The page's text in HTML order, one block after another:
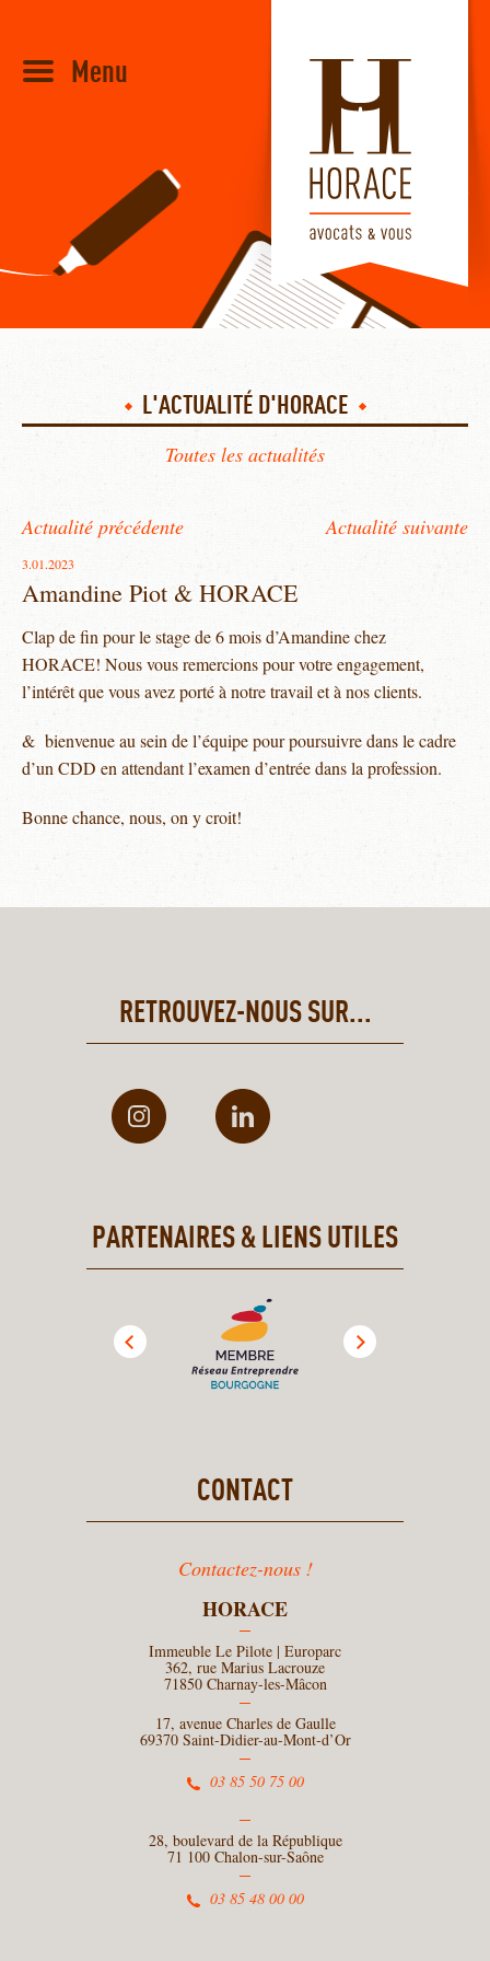
Menu
L'ACTUALITÉ D'HORACE
Toutes les actualités
Actualité précédente Actualité suivante
3.01.2023
Amandine Piot & HORACE
Clap de fin pour le stage de 6 mois d’Amandine chez
HORACE! Nous vous remercions pour votre engagement,
l’intérêt que vous avez porté à notre travail et à nos clients.
& bienvenue au sein de l’équipe pour poursuivre dans le cadre
d’un CDD en attendant l’examen d’entrée dans la profession.
Bonne chance, nous, on y croit!
RETROUVEZ-NOUS SUR...
PARTENAIRES & LIENS UTILES
CONTACT
Contactez-nous !
HORACE
Immeuble Le Pilote | Europarc
362, rue Marius Lacrouze
71850 Charnay-les-Mâcon
17, avenue Charles de Gaulle
69370 Saint-Didier-au-Mont-d’Or
03 85 50 75 00
28, boulevard de la République
71 100 Chalon-sur-Saône
03 85 48 00 00